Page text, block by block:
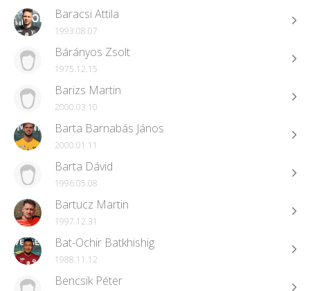
Baracsi Attila
1993.08.07
Bárányos Zsolt
1975.12.15
Barizs Martin
2000.03.10
Barta Barnabás János
2000.01.11
Barta Dávid
1996.05.08
Bartucz Martin
1997.12.31
Bat-Ochir Batkhishig
1988.11.12
Bencsik Péter